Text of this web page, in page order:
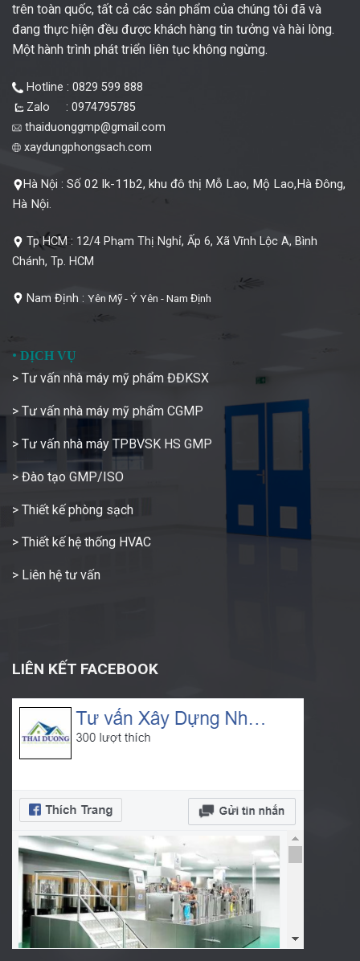
trên toàn quốc, tất cả các sản phẩm của chúng tôi đã và
đang thực hiện đều được khách hàng tin tưởng và hài lòng.
Một hành trình phát triển liên tục không ngừng.
Hotline : 0829 599 888
Zalo : 0974795785
thaiduonggmp@gmail.com
xaydungphongsach.com
Hà Nội : Số 02 lk-11b2, khu đô thị Mỗ Lao, Mộ Lao,Hà Đông,
Hà Nội.
Tp HCM : 12/4 Phạm Thị Nghỉ, Ấp 6, Xã Vĩnh Lộc A, Bình
Chánh, Tp. HCM
Nam Định : Yên Mỹ - Ý Yên - Nam Định
• DỊCH VỤ
> Tư vấn nhà máy mỹ phẩm ĐĐKSX
> Tư vấn nhà máy mỹ phẩm CGMP
> Tư vấn nhà máy TPBVSK HS GMP
> Đào tạo GMP/ISO
> Thiết kế phòng sạch
> Thiết kế hệ thống HVAC
> Liên hệ tư vấn
LIÊN KẾT FACEBOOK